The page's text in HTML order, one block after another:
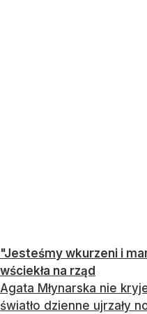
"Jesteśmy wkurzeni i
wściekła na rząd
Agata Młynarska nie
światło dzienne ujrzały